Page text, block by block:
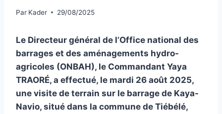
Par Kader 29/08/2025
Le Directeur général de l’Office national des
barrages et des aménagements hydro-
agricoles (ONBAH), le Commandant Yaya
TRAORÉ, a effectué, le mardi 26 août 2025,
une visite de terrain sur le barrage de Kaya-
Navio, situé dans la commune de Tiébélé,